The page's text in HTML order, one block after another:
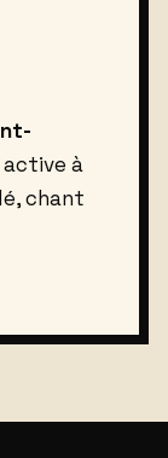
active à
chant